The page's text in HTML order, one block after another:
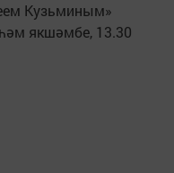
Кузьминым»
якшәмбе, 13.30